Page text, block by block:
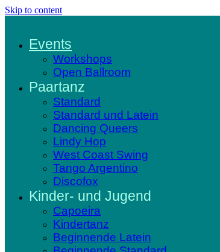
Skip to content
Events
Workshops
Open Ballroom
Paartanz
Standard
Standard und Latein
Dancing Queers
Lindy Hop
West Coast Swing
Tango Argentino
Discofox
Kinder- und Jugend
Capoeira
Kindertanz
Beginnende Latein